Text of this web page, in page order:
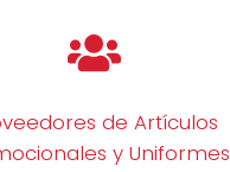
de Artículos
y Uniformes